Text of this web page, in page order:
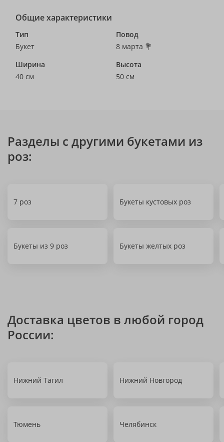
Общие характеристики
Тип
Букет
Повод
8 марта 💐
Ширина
40 см
Высота
50 см
Разделы с другими букетами из
роз:
7 роз Букеты кустовых роз
Букеты из 9 роз Букеты желтых роз
Доставка цветов в любой город
России:
Нижний Тагил Нижний Новгород
Тюмень Челябинск